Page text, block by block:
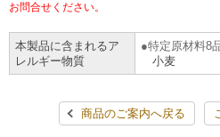
チケット
プリペイドサービス
スポーツ振興くじ
スマホプリペイド
レジでApple Accountにチャージ
JTB
国内店舗数
4VISIONS
Language
English (Corporate)
English (Services)
中文[繁體字](服務)
お問合せください。
本製品に含まれるア
レルギー物質
特定原材料8
小麦
商品のご案内へ戻る